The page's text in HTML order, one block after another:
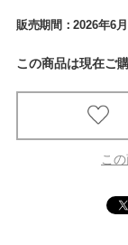
販売期間：2026年6
この商品は現在ご
こ